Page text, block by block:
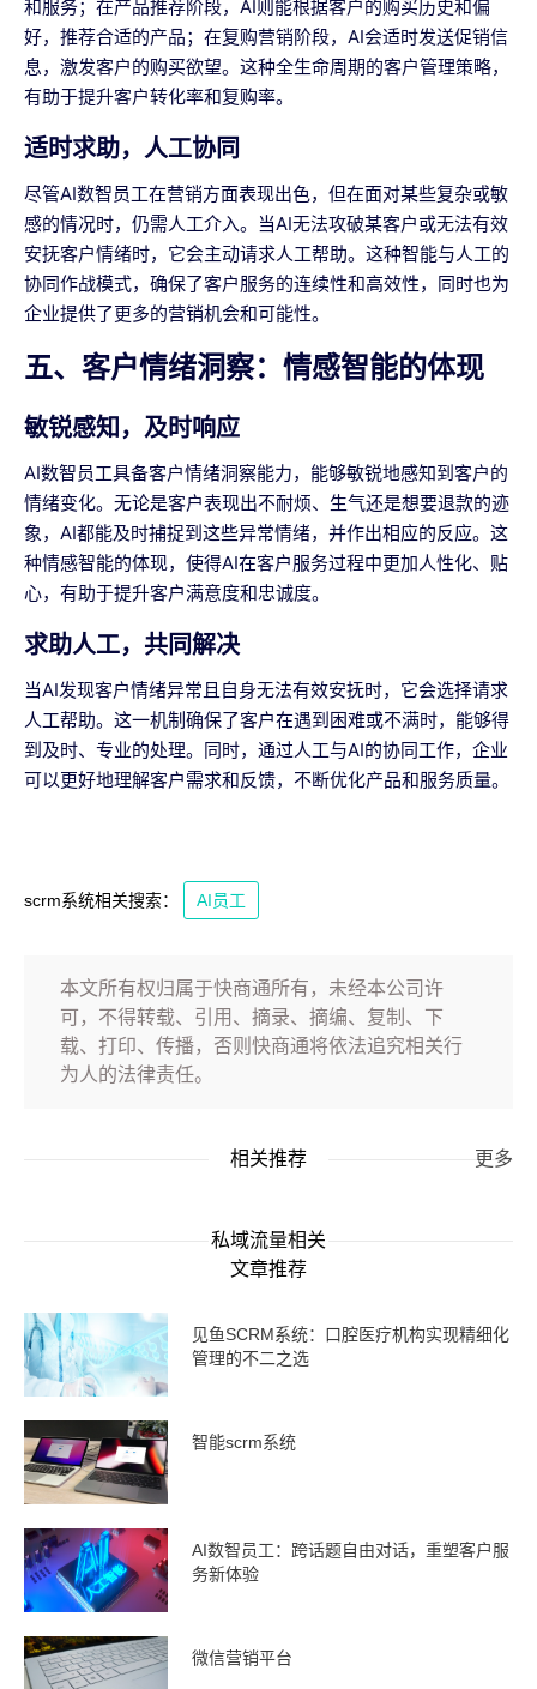
和服务；在产品推荐阶段，AI则能根据客户的购买历史和偏
好，推荐合适的产品；在复购营销阶段，AI会适时发送促销信
息，激发客户的购买欲望。这种全生命周期的客户管理策略，
有助于提升客户转化率和复购率。
适时求助，人工协同
尽管AI数智员工在营销方面表现出色，但在面对某些复杂或敏
感的情况时，仍需人工介入。当AI无法攻破某客户或无法有效
安抚客户情绪时，它会主动请求人工帮助。这种智能与人工的
协同作战模式，确保了客户服务的连续性和高效性，同时也为
企业提供了更多的营销机会和可能性。
五、客户情绪洞察：情感智能的体现
敏锐感知，及时响应
AI数智员工具备客户情绪洞察能力，能够敏锐地感知到客户的
情绪变化。无论是客户表现出不耐烦、生气还是想要退款的迹
象，AI都能及时捕捉到这些异常情绪，并作出相应的反应。这
种情感智能的体现，使得AI在客户服务过程中更加人性化、贴
心，有助于提升客户满意度和忠诚度。
求助人工，共同解决
当AI发现客户情绪异常且自身无法有效安抚时，它会选择请求
人工帮助。这一机制确保了客户在遇到困难或不满时，能够得
到及时、专业的处理。同时，通过人工与AI的协同工作，企业
可以更好地理解客户需求和反馈，不断优化产品和服务质量。
scrm系统相关搜索： AI员工
本文所有权归属于快商通所有，未经本公司许
可，不得转载、引用、摘录、摘编、复制、下
载、打印、传播，否则快商通将依法追究相关行
为人的法律责任。
相关推荐 更多
私域流量相关
文章推荐
见鱼SCRM系统：口腔医疗机构实现精细化
管理的不二之选
智能scrm系统
AI数智员工：跨话题自由对话，重塑客户服
务新体验
微信营销平台